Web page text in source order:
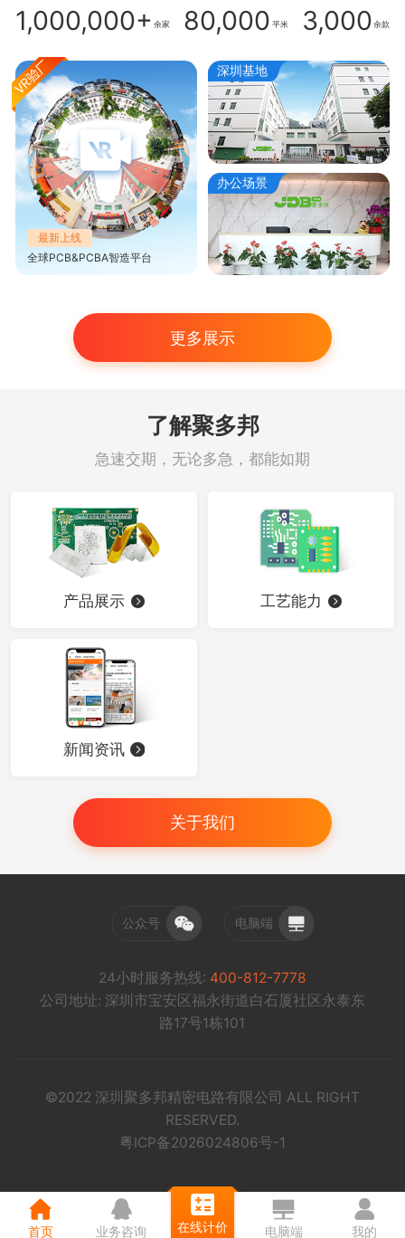
1,000,000+ 余家 80,000 平米 3,000 余款
最新上线
全球PCB&PCBA智造平台
深圳基地
办公场景
更多展示
了解聚多邦
急速交期，无论多急，都能如期
产品展示 工艺能力
新闻资讯
关于我们
公众号 电脑端
24小时服务热线: 400-812-7778
公司地址: 深圳市宝安区福永街道白石厦社区永泰东
路17号1栋101
©2022 深圳聚多邦精密电路有限公司 ALL RIGHT
RESERVED.
粤ICP备2026024806号-1
首页 业务咨询 在线计价 电脑端 我的